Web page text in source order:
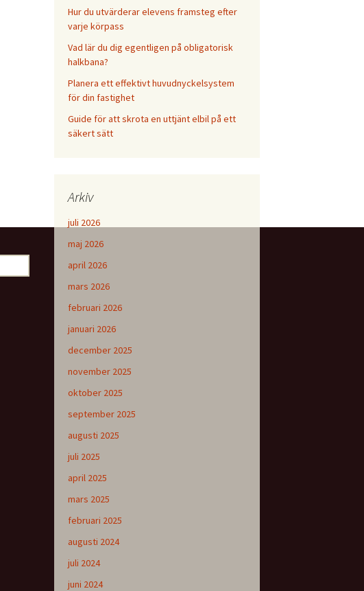
Hur du utvärderar elevens framsteg efter
varje körpass
Vad lär du dig egentligen på obligatorisk
halkbana?
Planera ett effektivt huvudnyckelsystem
för din fastighet
Guide för att skrota en uttjänt elbil på ett
säkert sätt
Arkiv
juli 2026
maj 2026
april 2026
mars 2026
februari 2026
januari 2026
december 2025
november 2025
oktober 2025
september 2025
augusti 2025
juli 2025
april 2025
mars 2025
februari 2025
augusti 2024
juli 2024
juni 2024